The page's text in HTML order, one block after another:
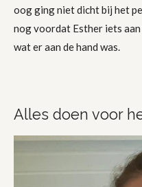
oog ging niet dicht bij het
nog voordat Esther iets
wat er aan de hand was.
Alles doen voor